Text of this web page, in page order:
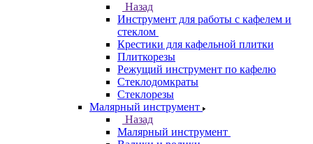
Назад
Инструмент для работы с кафелем и
стеклом
Крестики для кафельной плитки
Плиткорезы
Режущий инструмент по кафелю
Стеклодомкраты
Стеклорезы
Малярный инструмент
Назад
Малярный инструмент